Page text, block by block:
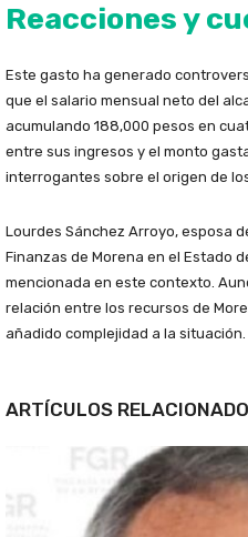
Reacciones y
Este gasto ha generado
que el salario mensual neto del
acumulando 188,000 pesos en
entre sus ingresos y el monto
interrogantes sobre el origen de
Lourdes Sánchez Arroyo, esposa
Finanzas de Morena en el Estado
mencionada en este contexto.
relación entre los recursos de
añadido complejidad a la situación.
ARTÍCULOS